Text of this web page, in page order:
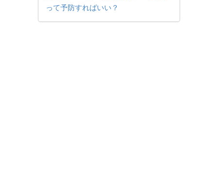
って予防すればいい？